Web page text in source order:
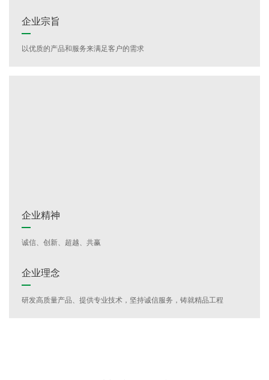
企业宗旨
以优质的产品和服务来满足客户的需求
企业精神
诚信、创新、超越、共赢
企业理念
研发高质量产品、提供专业技术，坚持诚信服务，铸就精品工程